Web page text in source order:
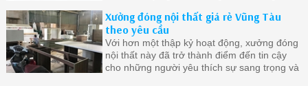
nhất
Xưởng đóng nội thất giá rẻ Vũng Tàu
theo yêu cầu
Với hơn một thập kỷ hoạt động, xưởng đóng
nội thất này đã trở thành điểm đến tin cậy
cho những người yêu thích sự sang trọng và